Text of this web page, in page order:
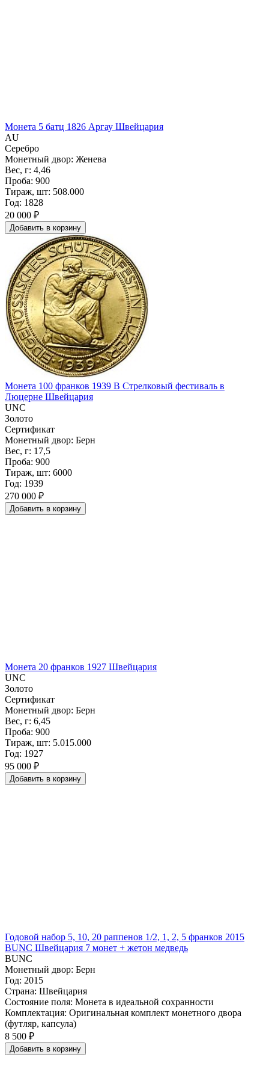
Монета 5 батц 1826 Аргау Швейцария
AU
Серебро
Монетный двор: Женева
Вес, г: 4,46
Проба: 900
Тираж, шт: 508.000
Год: 1828
20 000 ₽
Добавить в корзину
Монета 100 франков 1939 B Стрелковый фестиваль в
Люцерне Швейцария
UNC
Золото
Сертификат
Монетный двор: Берн
Вес, г: 17,5
Проба: 900
Тираж, шт: 6000
Год: 1939
270 000 ₽
Добавить в корзину
Монета 20 франков 1927 Швейцария
UNC
Золото
Сертификат
Монетный двор: Берн
Вес, г: 6,45
Проба: 900
Тираж, шт: 5.015.000
Год: 1927
95 000 ₽
Добавить в корзину
Годовой набор 5, 10, 20 раппенов 1/2, 1, 2, 5 франков 2015
BUNC Швейцария 7 монет + жетон медведь
BUNC
Монетный двор: Берн
Год: 2015
Страна: Швейцария
Состояние поля: Монета в идеальной сохранности
Комплектация: Оригинальная комплект монетного двора
(футляр, капсула)
8 500 ₽
Добавить в корзину